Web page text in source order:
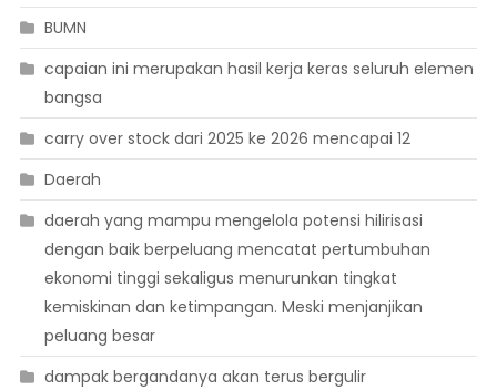
BUMN
capaian ini merupakan hasil kerja keras seluruh elemen
bangsa
carry over stock dari 2025 ke 2026 mencapai 12
Daerah
daerah yang mampu mengelola potensi hilirisasi
dengan baik berpeluang mencatat pertumbuhan
ekonomi tinggi sekaligus menurunkan tingkat
kemiskinan dan ketimpangan. Meski menjanjikan
peluang besar
dampak bergandanya akan terus bergulir